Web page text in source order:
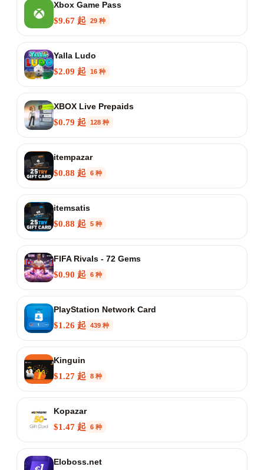
Xbox Game Pass
$9.67 起
29 种
Yalla Ludo
$2.09 起
16 种
XBOX Live Prepaids
$0.79 起
128 种
itempazar
$0.88 起
6 种
itemsatis
$0.88 起
5 种
FIFA Rivals - 72 Gems
$0.90 起
6 种
PlayStation Network Card
$1.26 起
439 种
Kinguin
$1.27 起
8 种
Kopazar
$1.47 起
6 种
Eloboss.net